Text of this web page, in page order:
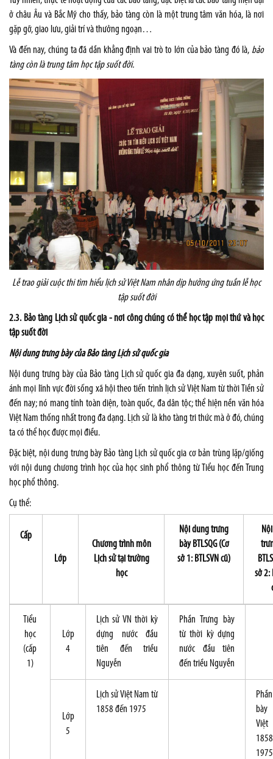
ở châu Âu và Bắc Mỹ cho thấy, bảo tàng còn là một trung tâm văn hóa, là nơi
gặp gỡ, giao lưu, giải trí và thưởng ngoạn…
Và đến nay, chúng ta đã dần khẳng định vai trò to lớn của bảo tàng đó là, bảo
tàng còn là trung tâm học tập suốt đời.
Lễ trao giải cuộc thi tìm hiểu lịch sử Việt Nam nhân dịp hưởng ứng tuần lễ học
tập suốt đời
2.3. Bảo tàng Lịch sử quốc gia - nơi công chúng có thể học tập mọi thứ và học
tập suốt đời
Nội dung trưng bày của Bảo tàng Lịch sử quốc gia
Nội dung trưng bày của Bảo tàng Lịch sử quốc gia đa dạng, xuyên suốt, phản
ánh mọi lĩnh vực đời sống xã hội theo tiến trình lịch sử Việt Nam từ thời Tiền sử
đến nay; nó mang tính toàn diện, toàn quốc, đa dân tộc; thể hiện nền văn hóa
Việt Nam thống nhất trong đa dạng. Lịch sử là kho tàng tri thức mà ở đó, chúng
ta có thể học được mọi điều.
Đặc biệt, nội dung trưng bày Bảo tàng Lịch sử quốc gia cơ bản trùng lặp/giống
với nội dung chương trình học của học sinh phổ thông từ Tiểu học đến Trung
học phổ thông.
Cụ thể:
Cấp
Lớp
Chương trình môn
Lịch sử tại trường
học
Nội dung trưng
bày BTLSQG (Cơ
sở 1: BTLSVN cũ)
sở 2:
Tiểu
học
(cấp
1)
Lớp
4
Lịch sử VN thời kỳ
dựng nước đầu
tiên đến triều
Nguyễn
Phần Trưng bày
từ thời kỳ dựng
nước đầu tiên
đến triều Nguyễn
Lớp
5
Lịch sử Việt Nam từ
1858 đến 1975
bày
Việt
1975